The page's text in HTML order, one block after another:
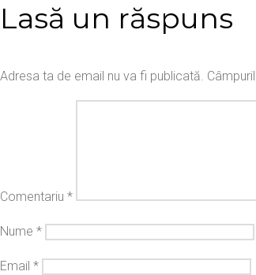
Lasă un răspuns
Adresa ta de email nu va fi publicată.
Comentariu *
Nume *
Email *